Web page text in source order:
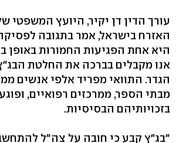
עורך הדין דן יקיר, היועץ המשפטי
האזרח בישראל, אמר בתגובה
היא אחת הפגיעות החמורות באופן
אנו מקבלים בברכה את החלטת הבג"ץ
הגדר. התוואי מפריד אלפי אנשים
מבתי הספר, ממרכזים רפואיים,
בזכויותיהם הבסיסיות.
"בג"ץ קבע כי חובה על צה"ל להתחשב